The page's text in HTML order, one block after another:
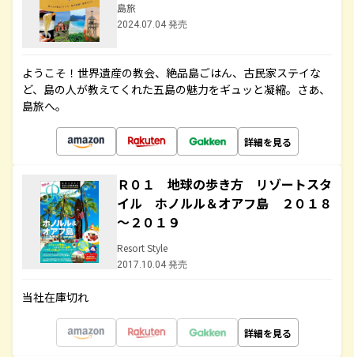
島旅
2024.07.04 発売
ようこそ！世界遺産の教会、絶品島ごはん、古民家ステイな
ど、島の人が教えてくれた五島の魅力をギュッと凝縮。さあ、
島旅へ。
詳細を見る
Ｒ０１ 地球の歩き方 リゾートスタ
イル ホノルル＆オアフ島 ２０１８
～２０１９
Resort Style
2017.10.04 発売
当社在庫切れ
詳細を見る